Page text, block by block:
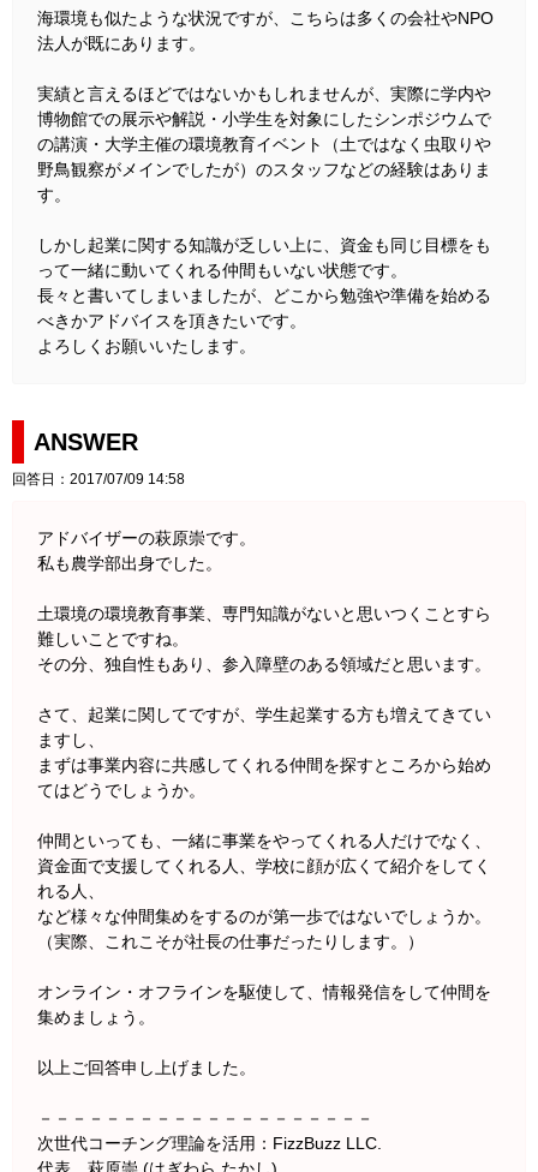
海環境も似たような状況ですが、こちらは多くの会社やNPO
法人が既にあります。
実績と言えるほどではないかもしれませんが、実際に学内や
博物館での展示や解説・小学生を対象にしたシンポジウムで
の講演・大学主催の環境教育イベント（土ではなく虫取りや
野鳥観察がメインでしたが）のスタッフなどの経験はありま
す。
しかし起業に関する知識が乏しい上に、資金も同じ目標をも
って一緒に動いてくれる仲間もいない状態です。
長々と書いてしまいましたが、どこから勉強や準備を始める
べきかアドバイスを頂きたいです。
よろしくお願いいたします。
ANSWER
回答日：2017/07/09 14:58
アドバイザーの萩原崇です。
私も農学部出身でした。
土環境の環境教育事業、専門知識がないと思いつくことすら
難しいことですね。
その分、独自性もあり、参入障壁のある領域だと思います。
さて、起業に関してですが、学生起業する方も増えてきてい
ますし、
まずは事業内容に共感してくれる仲間を探すところから始め
てはどうでしょうか。
仲間といっても、一緒に事業をやってくれる人だけでなく、
資金面で支援してくれる人、学校に顔が広くて紹介をしてく
れる人、
など様々な仲間集めをするのが第一歩ではないでしょうか。
（実際、これこそが社長の仕事だったりします。）
オンライン・オフラインを駆使して、情報発信をして仲間を
集めましょう。
以上ご回答申し上げました。
－－－－－－－－－－－－－－－－－－－－
次世代コーチング理論を活用：FizzBuzz LLC.